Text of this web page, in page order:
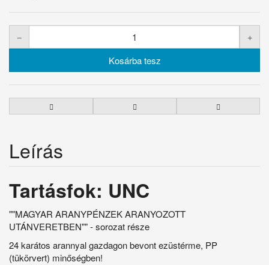
Leírás
Tartásfok: UNC
""MAGYAR ARANYPÉNZEK ARANYOZOTT
UTÁNVERETBEN"" - sorozat része
24 karátos arannyal gazdagon bevont ezüstérme, PP
(tükörvert) minőségben!